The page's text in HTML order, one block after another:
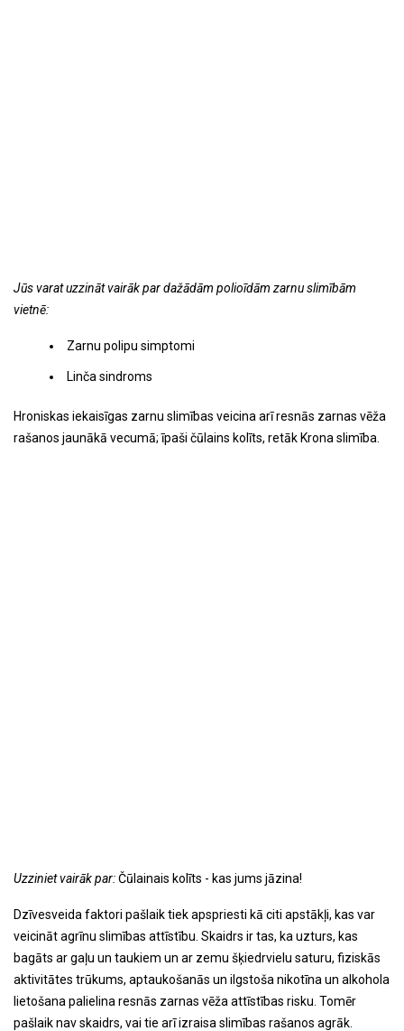
Jūs varat uzzināt vairāk par dažādām polioīdām zarnu slimībām
vietnē:
Zarnu polipu simptomi
Linča sindroms
Hroniskas iekaisīgas zarnu slimības veicina arī resnās zarnas vēža
rašanos jaunākā vecumā; īpaši čūlains kolīts, retāk Krona slimība.
Uzziniet vairāk par:Čūlainais kolīts - kas jums jāzina!
Dzīvesveida faktori pašlaik tiek apspriesti kā citi apstākļi, kas var
veicināt agrīnu slimības attīstību. Skaidrs ir tas, ka uzturs, kas
bagāts ar gaļu un taukiem un ar zemu šķiedrvielu saturu, fiziskās
aktivitātes trūkums, aptaukošanās un ilgstoša nikotīna un alkohola
lietošana palielina resnās zarnas vēža attīstības risku. Tomēr
pašlaik nav skaidrs, vai tie arī izraisa slimības rašanos agrāk.